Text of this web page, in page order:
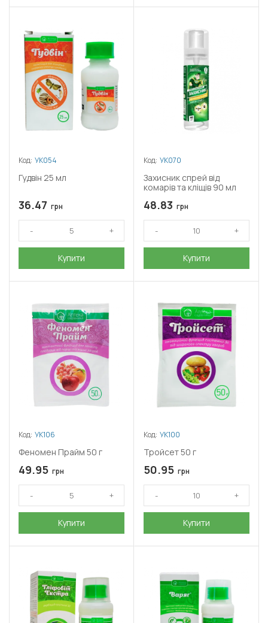
Код: УК054
Гудвін 25 мл
36.47 грн
Купити
Код: УК070
Захисник спрей від
комарів та кліщів 90 мл
48.83 грн
Купити
Код: УК106
Феномен Прайм 50 г
49.95 грн
Купити
Код: УК100
Тройсет 50 г
50.95 грн
Купити